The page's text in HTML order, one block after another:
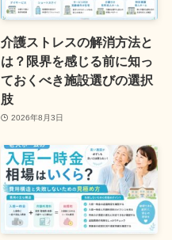
介護ストレスの解消方法と
は？限界を感じる前に知っ
ておくべき施設選びの選択
肢
2026年8月3日